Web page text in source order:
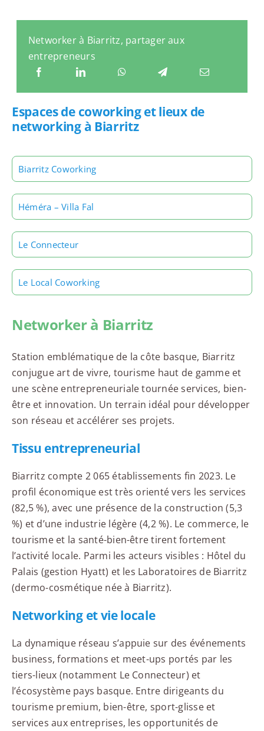
Networker à Biarritz, partager aux
entrepreneurs
Espaces de coworking et lieux de
networking à Biarritz
Biarritz Coworking
Héméra – Villa Fal
Le Connecteur
Le Local Coworking
Networker à Biarritz
Station emblématique de la côte basque, Biarritz
conjugue art de vivre, tourisme haut de gamme et
une scène entrepreneuriale tournée services, bien-
être et innovation. Un terrain idéal pour développer
son réseau et accélérer ses projets.
Tissu entrepreneurial
Biarritz compte 2 065 établissements fin 2023. Le
profil économique est très orienté vers les services
(82,5 %), avec une présence de la construction (5,3
%) et d’une industrie légère (4,2 %). Le commerce, le
tourisme et la santé-bien-être tirent fortement
l’activité locale. Parmi les acteurs visibles : Hôtel du
Palais (gestion Hyatt) et les Laboratoires de Biarritz
(dermo-cosmétique née à Biarritz).
Networking et vie locale
La dynamique réseau s’appuie sur des événements
business, formations et meet-ups portés par les
tiers-lieux (notamment Le Connecteur) et
l’écosystème pays basque. Entre dirigeants du
tourisme premium, bien-être, sport-glisse et
services aux entreprises, les opportunités de